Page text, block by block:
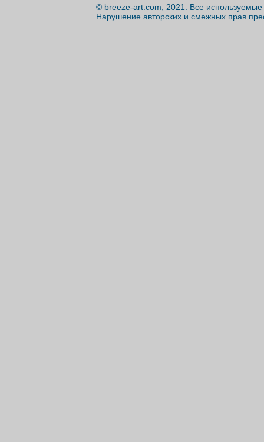
© breeze-art.com, 2021. Все
Нарушение авторских и смежных прав